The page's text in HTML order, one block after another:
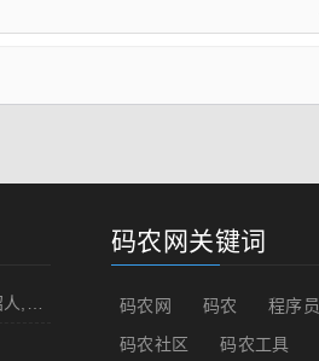
码农网关键词
码农网 码农 程序员
码农社区
码农工具